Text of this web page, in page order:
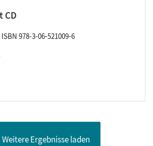
CD
978-3-06-521009-6
Weitere Ergebnisse laden